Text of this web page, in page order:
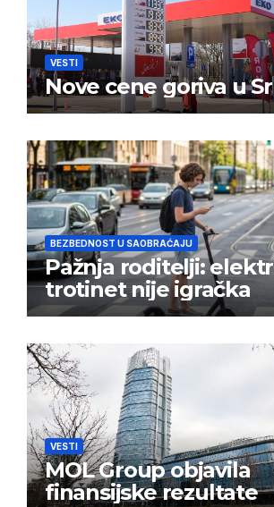
VESTI
Nove cene goriva u
BEZBEDNOST U SAOBRAĆAJU
Pažnja roditelji:
trotinet nije igračka
VESTI
MOL Group objavila
finansijske rezultate